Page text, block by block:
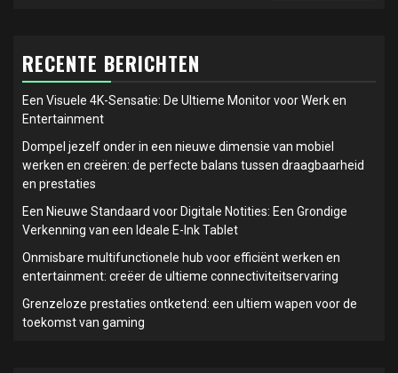
RECENTE BERICHTEN
Een Visuele 4K-Sensatie: De Ultieme Monitor voor Werk en
Entertainment
Dompel jezelf onder in een nieuwe dimensie van mobiel
werken en creëren: de perfecte balans tussen draagbaarheid
en prestaties
Een Nieuwe Standaard voor Digitale Notities: Een Grondige
Verkenning van een Ideale E-Ink Tablet
Onmisbare multifunctionele hub voor efficiënt werken en
entertainment: creëer de ultieme connectiviteitservaring
Grenzeloze prestaties ontketend: een ultiem wapen voor de
toekomst van gaming